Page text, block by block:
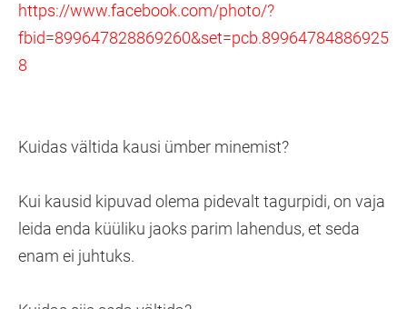
https://www.facebook.com/photo/?
fbid=899647828869260&set=pcb.89964784886925
8
Kuidas vältida kausi ümber minemist?
Kui kausid kipuvad olema pidevalt tagurpidi, on vaja
leida enda küüliku jaoks parim lahendus, et seda
enam ei juhtuks.